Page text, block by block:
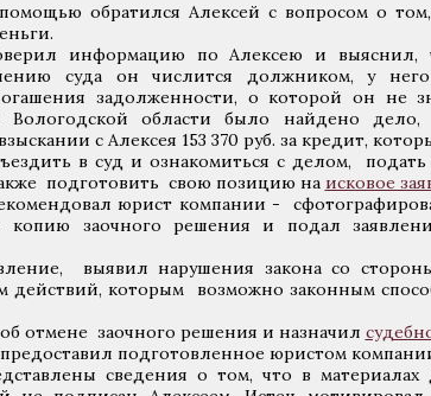
обратился Алексей с вопросом о
информацию по Алексею и выяснил,
суда он числится должником, у
задолженности, о которой он не
Вологодской области было найдено
с Алексея 153 370 руб. за кредит,
в суд и ознакомиться с делом, подать
подготовить свою позицию на исковое
юрист компании -
копию заочного решения и подал
выявил нарушения закона со
действий, которым возможно законным
отмене заочного решения и назначил
подготовленное юристом
сведения о том, что в материалах